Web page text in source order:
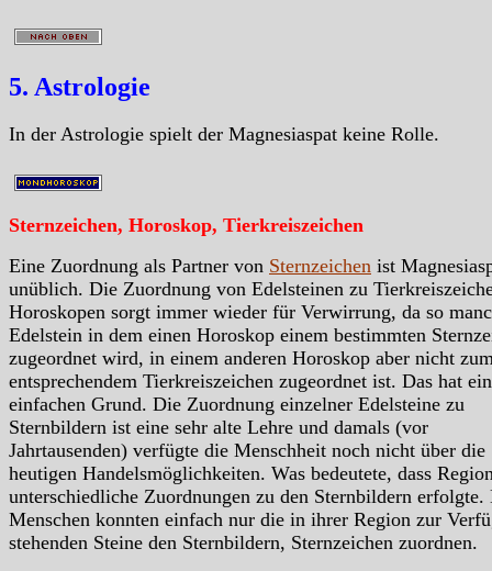
5. Astrologie
In der Astrologie spielt der Magnesiaspat keine Rolle.
Sternzeichen, Horoskop, Tierkreiszeichen
Eine Zuordnung als Partner von Sternzeichen ist
unüblich. Die Zuordnung von Edelsteinen zu
Horoskopen sorgt immer wieder für Verwirrung, da so
Edelstein in dem einen Horoskop einem bestimmten
zugeordnet wird, in einem anderen Horoskop aber nicht
entsprechendem Tierkreiszeichen zugeordnet ist. Das hat
einfachen Grund. Die Zuordnung einzelner Edelsteine zu
Sternbildern ist eine sehr alte Lehre und damals (vor
Jahrtausenden) verfügte die Menschheit noch nicht über die
heutigen Handelsmöglichkeiten. Was bedeutete, dass
unterschiedliche Zuordnungen zu den Sternbildern erfolgte.
Menschen konnten einfach nur die in ihrer Region zur
stehenden Steine den Sternbildern, Sternzeichen zuordnen.